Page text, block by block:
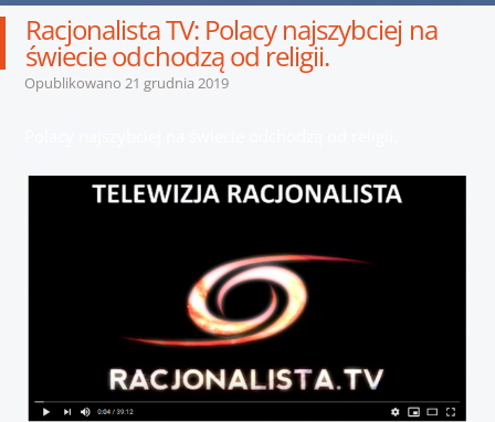
Racjonalista TV: Polacy najszybciej na
świecie odchodzą od religii.
Opublikowano 21 grudnia 2019